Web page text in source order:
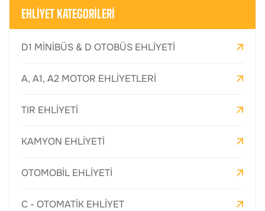
EHLİYET KATEGORİLERİ
D1 MİNİBÜS & D OTOBÜS EHLİYETİ
A, A1, A2 MOTOR EHLİYETLERİ
TIR EHLİYETİ
KAMYON EHLİYETİ
OTOMOBİL EHLİYETİ
C - OTOMATİK EHLİYET